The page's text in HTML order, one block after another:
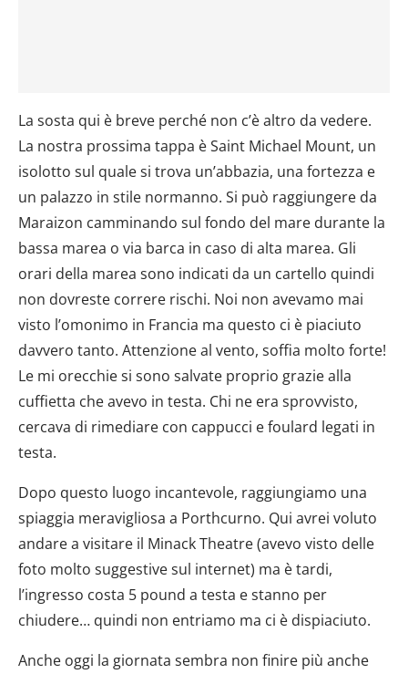
La sosta qui è breve perché non c’è altro da vedere.
La nostra prossima tappa è Saint Michael Mount, un
isolotto sul quale si trova un’abbazia, una fortezza e
un palazzo in stile normanno. Si può raggiungere da
Maraizon camminando sul fondo del mare durante la
bassa marea o via barca in caso di alta marea. Gli
orari della marea sono indicati da un cartello quindi
non dovreste correre rischi. Noi non avevamo mai
visto l’omonimo in Francia ma questo ci è piaciuto
davvero tanto. Attenzione al vento, soffia molto forte!
Le mi orecchie si sono salvate proprio grazie alla
cuffietta che avevo in testa. Chi ne era sprovvisto,
cercava di rimediare con cappucci e foulard legati in
testa.
Dopo questo luogo incantevole, raggiungiamo una
spiaggia meravigliosa a Porthcurno. Qui avrei voluto
andare a visitare il Minack Theatre (avevo visto delle
foto molto suggestive sul internet) ma è tardi,
l’ingresso costa 5 pound a testa e stanno per
chiudere… quindi non entriamo ma ci è dispiaciuto.
Anche oggi la giornata sembra non finire più anche